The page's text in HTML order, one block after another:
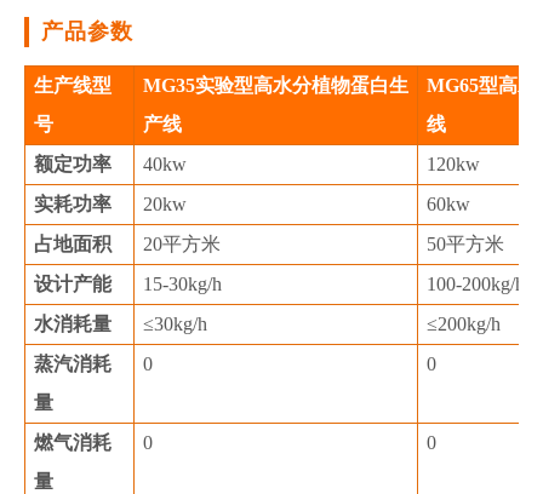
产品参数
生产线型
号
MG35实验型高水分植物蛋白生
产线
MG65型高水
线
额定功率
40kw
120kw
实耗功率
20kw
60kw
占地面积
20平方米
50平方米
设计产能
15-30kg/h
100-200kg/h
水消耗量
≤30kg/h
≤200kg/h
蒸汽消耗
量
0 0
燃气消耗
量
0 0